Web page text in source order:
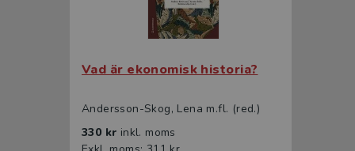
Vad är ekonomisk historia?
Andersson-Skog, Lena m.fl. (red.)
330 kr inkl. moms